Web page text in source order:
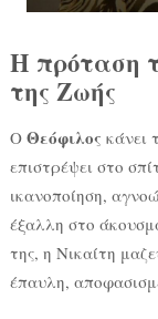
Η πρόταση
της Ζωής
Ο Θεόφιλος κάνει
επιστρέψει στο
ικανοποίηση,
έξαλλη στο
της, η Νικαίτη
έπαυλη,